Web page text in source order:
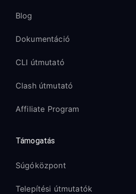
Blog
Dokumentáció
CLI útmutató
Clash útmutató
Affiliate Program
Támogatás
Súgóközpont
Telepítési útmutatók